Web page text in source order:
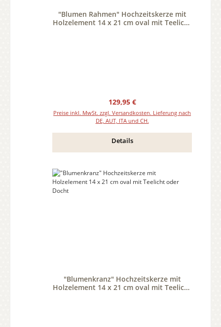
"Blumen Rahmen" Hochzeitskerze mit
Holzelement 14 x 21 cm oval mit Teelicht
Regulärer Preis:
129,95 €
Preise inkl. MwSt. zzgl. Versandkosten. Lieferung nach
DE, AUT, ITA und CH.
Details
"Blumenkranz" Hochzeitskerze mit
Holzelement 14 x 21 cm oval mit Teelicht